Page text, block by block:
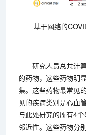
基于网络的
研究人员总共计
的药物，这些药物明
集。这些药物最常见
见的疾病类别是心血
与此处研究的所有4
邻近性。这些药物分